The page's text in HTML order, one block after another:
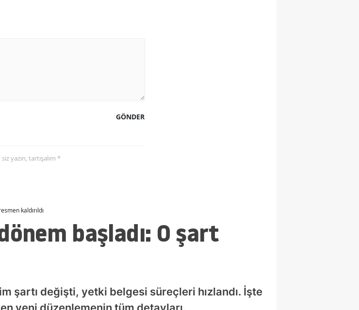
Muş
Nevşehir
Rize
GÖNDER
yazın, tartışalım *
kaldırıldı
başladı: O şart
şartı değişti, yetki belgesi süreçleri hızlandı. İşte